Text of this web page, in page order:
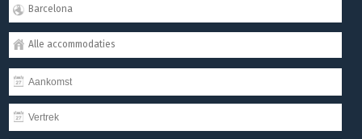
Barcelona
Alle accommodaties